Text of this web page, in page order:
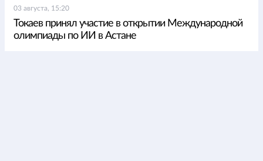
03 августа, 15:20
Токаев принял участие в открытии Международной
олимпиады по ИИ в Астане